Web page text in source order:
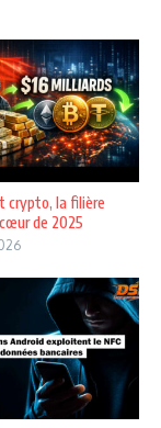
crypto, la filière
de 2025